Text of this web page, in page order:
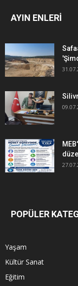
AYIN ENLERİ
POPÜLER
Yaşam
Kültür Sanat
Eğitim